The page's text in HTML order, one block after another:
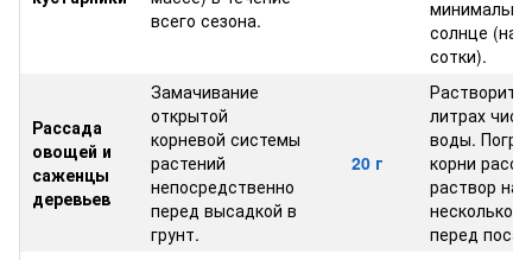
всего сезона.
солнце (на
сотки).
Рассада
овощей и
саженцы
деревьев
Замачивание
открытой
корневой системы
растений
непосредственно
перед высадкой в
грунт.
20 г
Растворить
литрах
воды.
корни
раствор на
несколько
перед